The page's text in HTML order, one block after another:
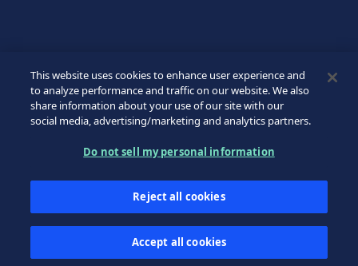
Footer
©2026 SICPA HOLDING SA.
Politique de confidentialité
Formulaire de confidentialité
This website uses cookies to enhance user experience and
to analyze performance and traffic on our website. We also
share information about your use of our site with our
social media, advertising/marketing and analytics partners.
Do not sell my personal information
Reject all cookies
Accept all cookies